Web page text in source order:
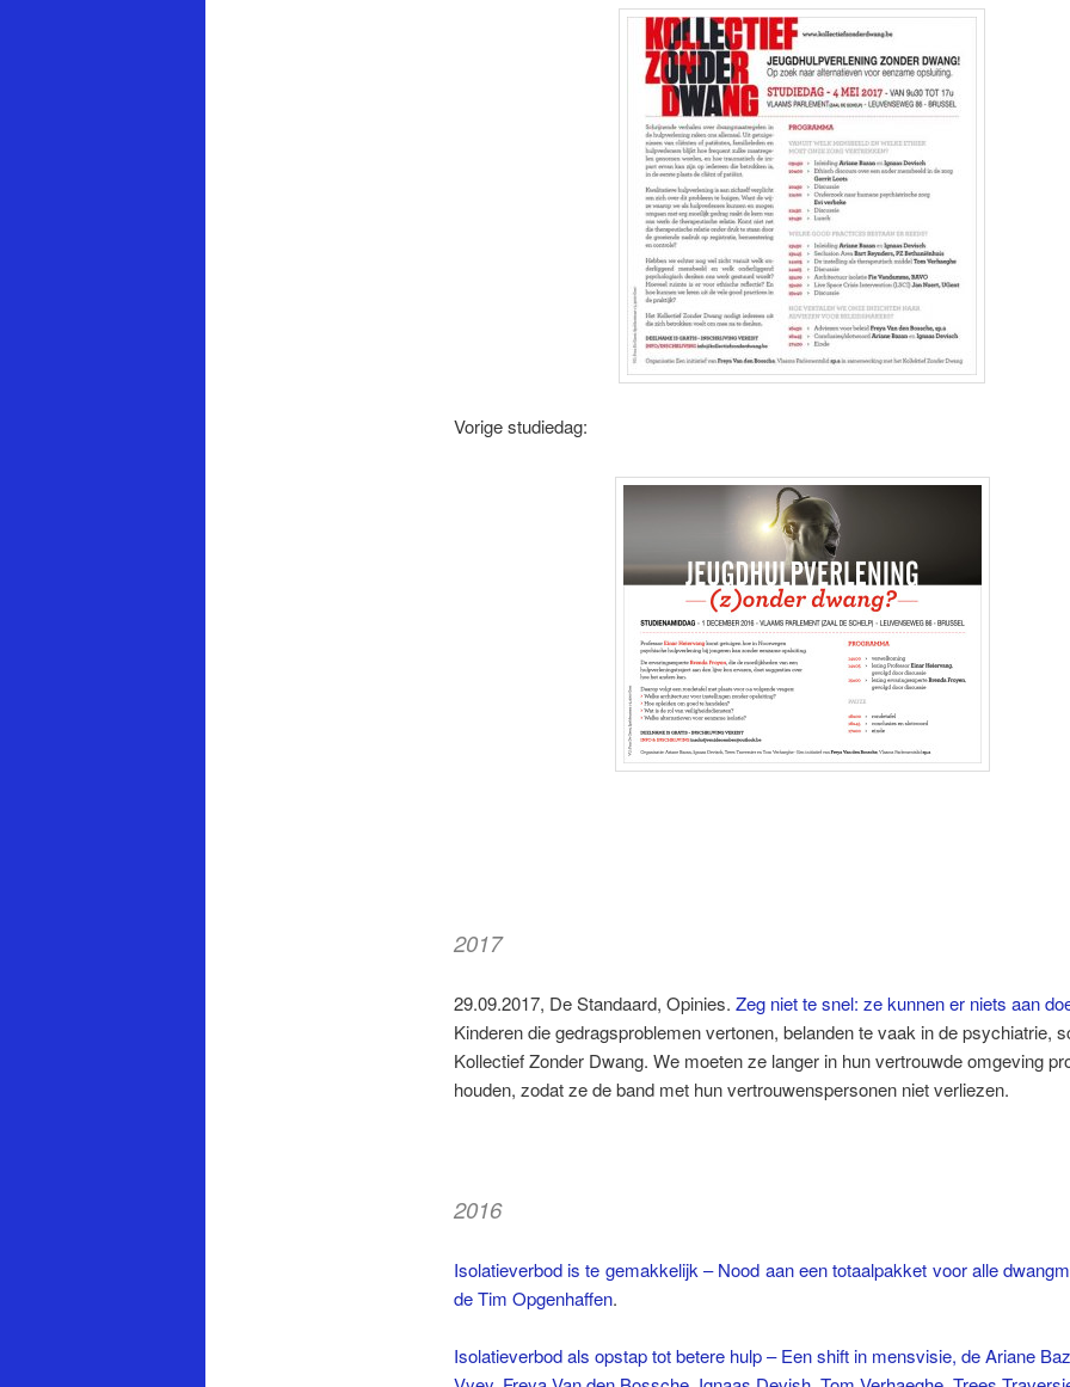
Vorige studiedag:
2017
29.09.2017, De Standaard, Opinies. Zeg niet te snel: ze kunnen er niets aan
Kinderen die gedragsproblemen vertonen, belanden te vaak in de psychiatrie,
Kollectief Zonder Dwang. We moeten ze langer in hun vertrouwde omgeving
houden, zodat ze de band met hun vertrouwenspersonen niet verliezen.
2016
Isolatieverbod is te gemakkelijk – Nood aan een totaalpakket voor alle
de Tim Opgenhaffen.
Isolatieverbod als opstap tot betere hulp – Een shift in mensvisie, de Ariane